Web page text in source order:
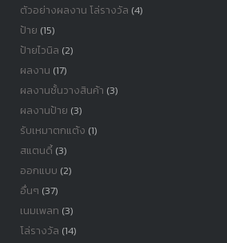
ตัวอย่างผลงาน โล่รางวัล (4)
ป้าย (15)
ป้ายไวนิล (2)
ผลงาน (17)
ผลงานชั้นวางสินค้า (3)
ผลงานป้าย (3)
รับเหมาตกแต้ง (1)
สแตนดี้(3)
ออกแบบ (2)
อื่นๆ (37)
เนมเพลท (3)
โล่รางวัล (14)